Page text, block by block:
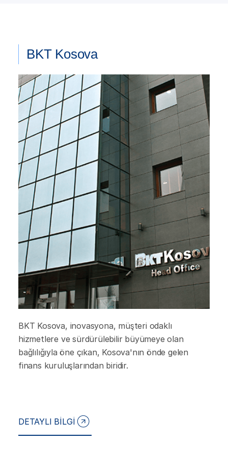
BKT Kosova
BKT Kosova, inovasyona, müşteri odaklı
hizmetlere ve sürdürülebilir büyümeye olan
bağlılığıyla öne çıkan, Kosova'nın önde gelen
finans kuruluşlarından biridir.
DETAYLI BİLGİ